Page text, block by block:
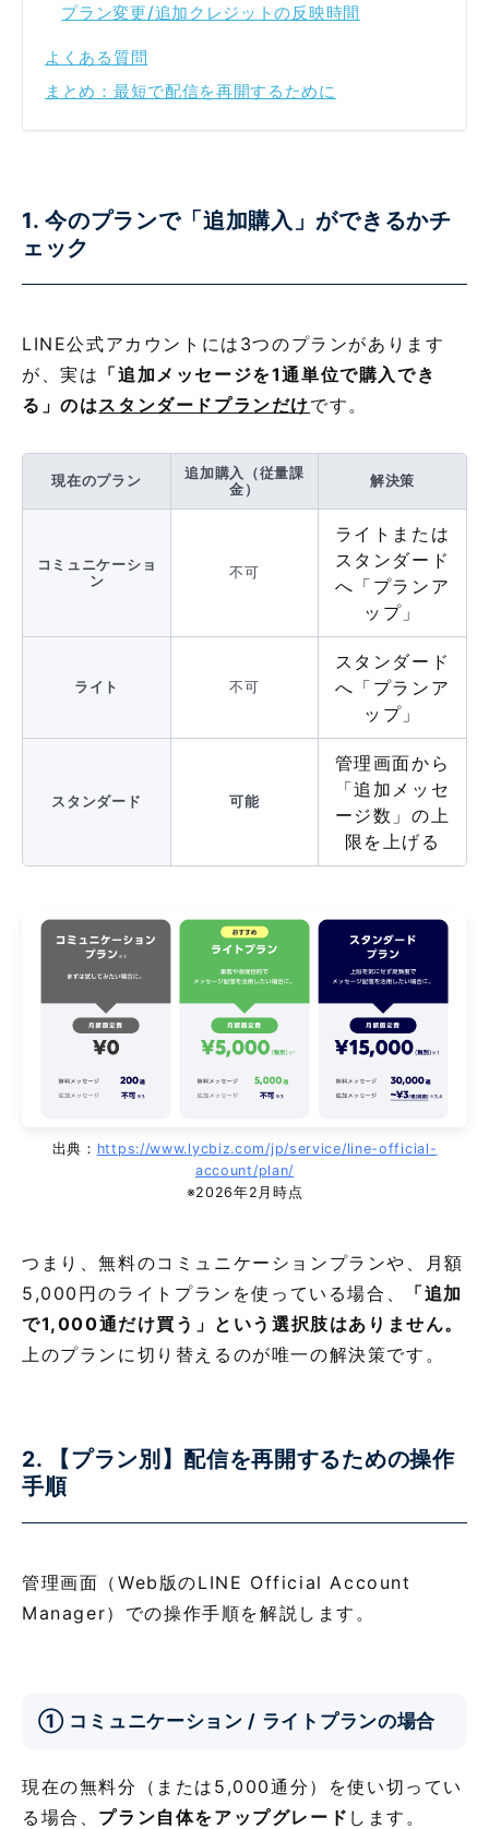
プラン変更/追加クレジットの反映時間
よくある質問
まとめ：最短で配信を再開するために
1. 今のプランで「追加購入」ができるかチ
ェック
LINE公式アカウントには3つのプランがあります
が、実は 「追加メッセージを1通単位で購入でき
る」のは スタンダードプランだけです。
現在のプラン
追加購入（従量課
金）
解決策
コミュニケーショ
ン
不可
ライトまたは
スタンダード
へ「プランア
ップ」
ライト 不可
スタンダード
へ「プランア
ップ」
スタンダード 可能
管理画面から
「追加メッセ
ージ数」の上
限を上げる
出典： https://www.lycbiz.com/jp/service/line-official-
account/plan/
※2026年2月時点
つまり、無料のコミュニケーションプランや、月額
5,000円のライトプランを使っている場合、
「追加
で1,000通だけ買う」という選択肢はありません。
上のプランに切り替えるのが唯一の解決策です。
2. 【プラン別】配信を再開するための操作
手順
管理画面（Web版のLINE Official Account
Manager）での操作手順を解説します。
① コミュニケーション / ライトプランの場合
現在の無料分（または5,000通分）を使い切ってい
る場合、 プラン自体をアップグレード します。